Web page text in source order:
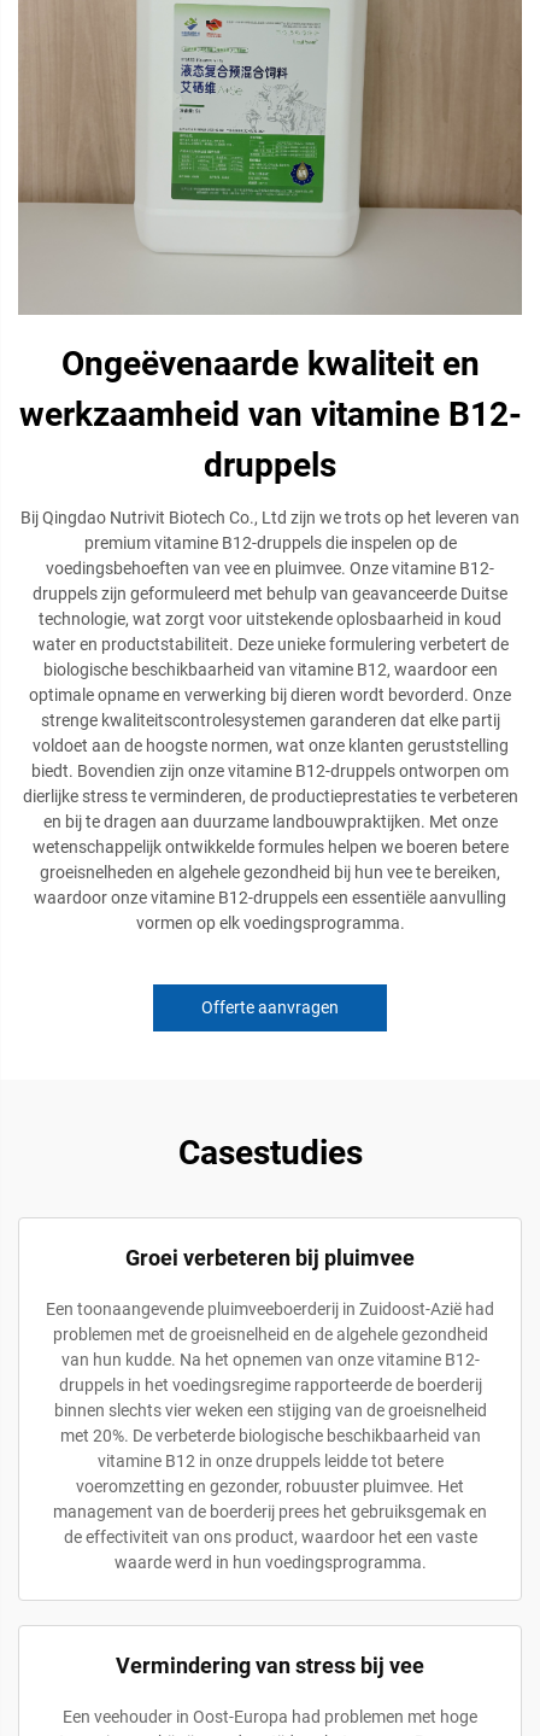
Ongeëvenaarde kwaliteit en
werkzaamheid van vitamine B12-
druppels
Bij Qingdao Nutrivit Biotech Co., Ltd zijn we trots op het leveren van
premium vitamine B12-druppels die inspelen op de
voedingsbehoeften van vee en pluimvee. Onze vitamine B12-
druppels zijn geformuleerd met behulp van geavanceerde Duitse
technologie, wat zorgt voor uitstekende oplosbaarheid in koud
water en productstabiliteit. Deze unieke formulering verbetert de
biologische beschikbaarheid van vitamine B12, waardoor een
optimale opname en verwerking bij dieren wordt bevorderd. Onze
strenge kwaliteitscontrolesystemen garanderen dat elke partij
voldoet aan de hoogste normen, wat onze klanten geruststelling
biedt. Bovendien zijn onze vitamine B12-druppels ontworpen om
dierlijke stress te verminderen, de productieprestaties te verbeteren
en bij te dragen aan duurzame landbouwpraktijken. Met onze
wetenschappelijk ontwikkelde formules helpen we boeren betere
groeisnelheden en algehele gezondheid bij hun vee te bereiken,
waardoor onze vitamine B12-druppels een essentiële aanvulling
vormen op elk voedingsprogramma.
Offerte aanvragen
Casestudies
Groei verbeteren bij pluimvee
Een toonaangevende pluimveeboerderij in Zuidoost-Azië had
problemen met de groeisnelheid en de algehele gezondheid
van hun kudde. Na het opnemen van onze vitamine B12-
druppels in het voedingsregime rapporteerde de boerderij
binnen slechts vier weken een stijging van de groeisnelheid
met 20%. De verbeterde biologische beschikbaarheid van
vitamine B12 in onze druppels leidde tot betere
voeromzetting en gezonder, robuuster pluimvee. Het
management van de boerderij prees het gebruiksgemak en
de effectiviteit van ons product, waardoor het een vaste
waarde werd in hun voedingsprogramma.
Vermindering van stress bij vee
Een veehouder in Oost-Europa had problemen met hoge